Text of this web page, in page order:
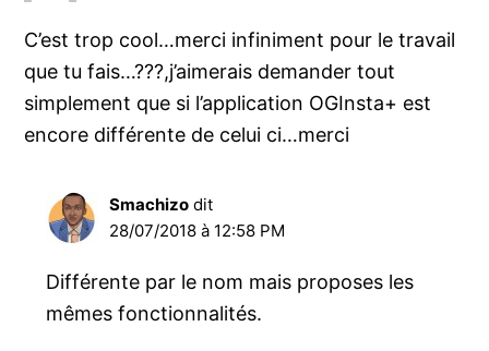
C’est trop cool…merci infiniment pour le travail
que tu fais…???,j’aimerais demander tout
simplement que si l’application OGInsta+ est
encore différente de celui ci…merci
Smachizo dit
28/07/2018 à 12:58 PM
Différente par le nom mais proposes les
mêmes fonctionnalités.